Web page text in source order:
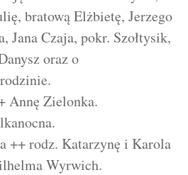
bratową Elżbietę, Jerzego
Jana Czaja, pokr. Szołtysik,
oraz o
Annę Zielonka.
++ rodz. Katarzynę i Karola
Wyrwich.